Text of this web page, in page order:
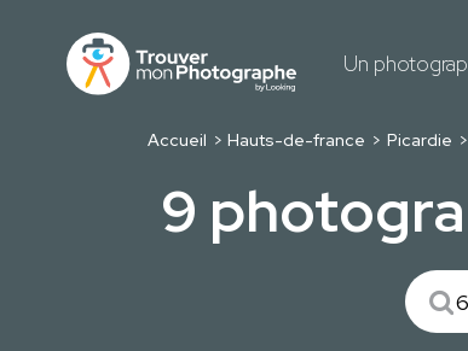
Un
Accueil Hauts-de-france Picardie
9